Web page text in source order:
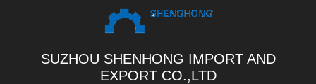
SUZHOU SHENHONG IMPORT AND
EXPORT CO.,LTD